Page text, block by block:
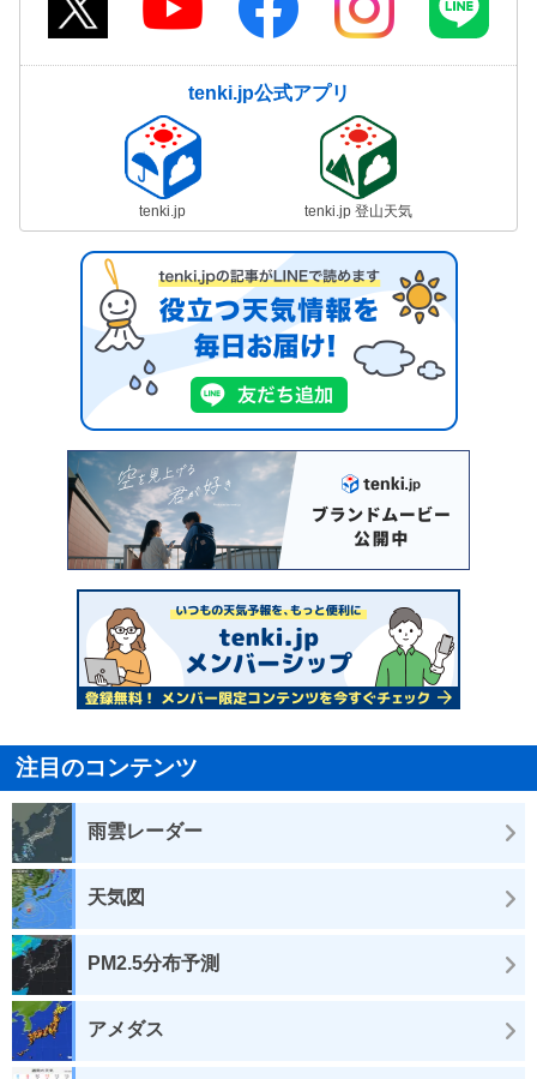
tenki.jp公式アプリ
tenki.jp tenki.jp 登山天気
注目のコンテンツ
雨雲レーダー
天気図
PM2.5分布予測
アメダス